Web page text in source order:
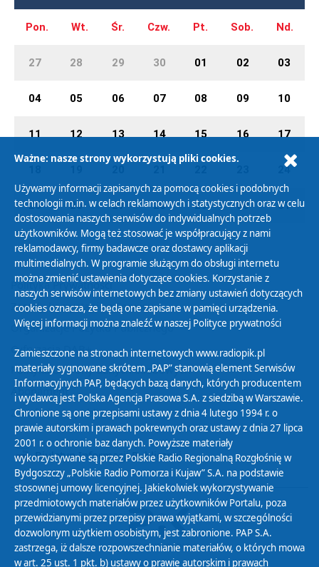
Pon. Wt. Śr. Czw. Pt. Sob. Nd.
27 28 29 30 01 02 03
04 05 06 07 08 09 10
11 12 13 14 15 16 17
24
25 26 27 28 29 30 31
Polityka Prywatności
Zasady korzystania z Serwisu
Organizacje Pożytku Publicznego
Cyfryzacja DAB+
Polityka ochrony danych osobowych
Abonament
Zamówienia publiczne
Biuletyn Informacji Publicznej
Ważne: nasze strony wykorzystują pliki cookies.
Używamy informacji zapisanych za pomocą cookies i podobnych
technologii m.in. w celach reklamowych i statystycznych oraz w celu
dostosowania naszych serwisów do indywidualnych potrzeb
użytkowników. Mogą też stosować je współpracujący z nami
reklamodawcy, firmy badawcze oraz dostawcy aplikacji
multimedialnych. W programie służącym do obsługi internetu
można zmienić ustawienia dotyczące cookies. Korzystanie z
naszych serwisów internetowych bez zmiany ustawień dotyczących
cookies oznacza, że będą one zapisane w pamięci urządzenia.
Więcej informacji można znaleźć w naszej Polityce prywatności
Zamieszczone na stronach internetowych www.radiopik.pl
materiały sygnowane skrótem „PAP” stanowią element Serwisów
Informacyjnych PAP, będących bazą danych, których producentem
i wydawcą jest Polska Agencja Prasowa S.A. z siedzibą w Warszawie.
Chronione są one przepisami ustawy z dnia 4 lutego 1994 r. o
prawie autorskim i prawach pokrewnych oraz ustawy z dnia 27 lipca
2001 r. o ochronie baz danych. Powyższe materiały
wykorzystywane są przez Polskie Radio Regionalną Rozgłośnię w
Bydgoszczy „Polskie Radio Pomorza i Kujaw” S.A. na podstawie
stosownej umowy licencyjnej. Jakiekolwiek wykorzystywanie
przedmiotowych materiałów przez użytkowników Portalu, poza
przewidzianymi przez przepisy prawa wyjątkami, w szczególności
dozwolonym użytkiem osobistym, jest zabronione. PAP S.A.
zastrzega, iż dalsze rozpowszechnianie materiałów, o których mowa
w art. 25 ust. 1 pkt. b) ustawy o prawie autorskim i prawach